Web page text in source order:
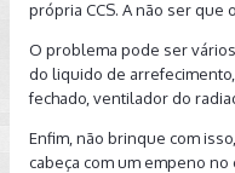
própria CCS. A não ser que
O problema pode ser
do liquido de
fechado, ventilador do
Enfim, não brinque com
cabeça com um empeno no